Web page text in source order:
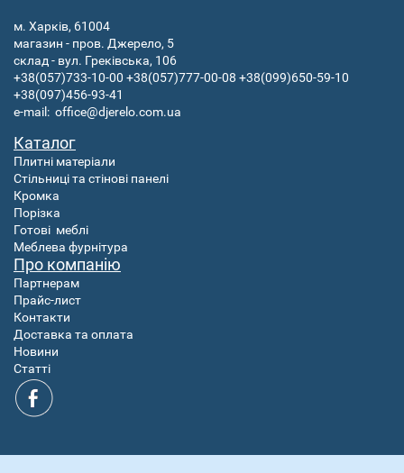
м. Харків, 61004
магазин - пров. Джерело, 5
склад - вул. Греківська, 106
+38(057)733-10-00 +38(057)777-00-08 +38(099)650-59-10
+38(097)456-93-41
e-mail: office@djerelo.com.ua
Каталог
Плитні матеріали
Стільниці та стінові панелі
Кромка
Порізка
Готові меблі
Меблева фурнітура
Про компанію
Партнерам
Прайс-лист
Контакти
Доставка та оплата
Новини
Статті